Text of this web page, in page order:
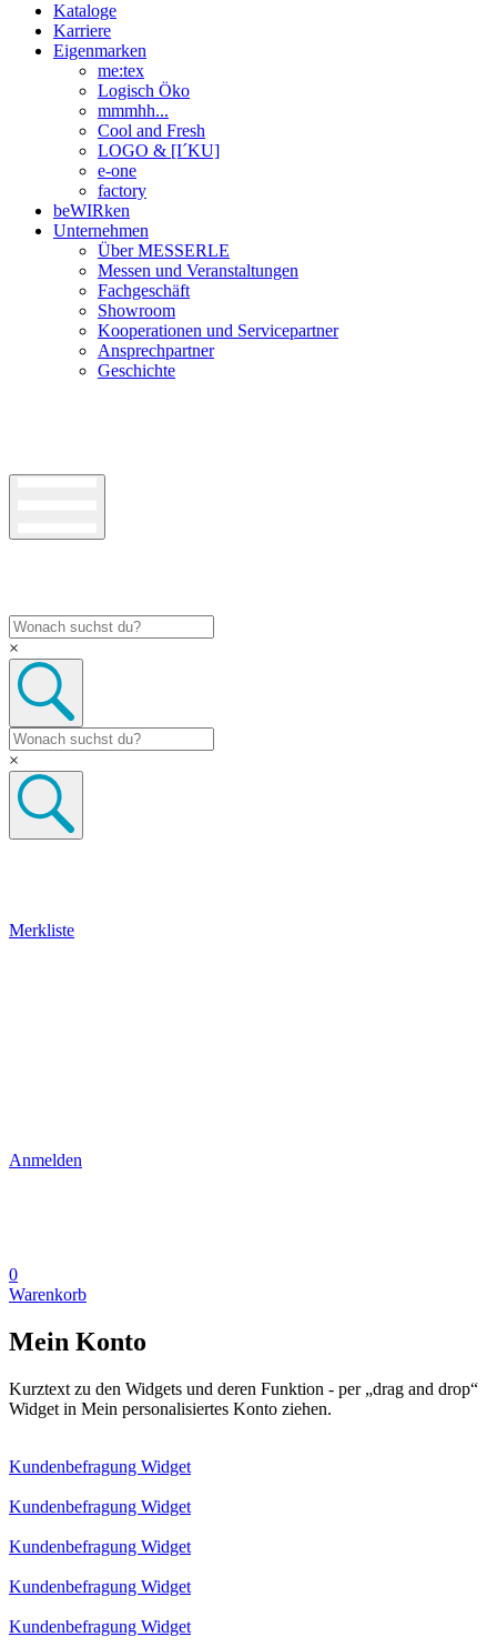
Kataloge
Karriere
Eigenmarken
me:tex
Logisch Öko
mmmhh...
Cool and Fresh
LOGO & [I´KU]
e-one
factory
beWIRken
Unternehmen
Über MESSERLE
Messen und Veranstaltungen
Fachgeschäft
Showroom
Kooperationen und Servicepartner
Ansprechpartner
Geschichte
×
×
Merkliste
Anmelden
0
Warenkorb
Mein Konto
Kurztext zu den Widgets und deren Funktion - per „drag and drop“
Widget in Mein personalisiertes Konto ziehen.
Kundenbefragung Widget
Kundenbefragung Widget
Kundenbefragung Widget
Kundenbefragung Widget
Kundenbefragung Widget